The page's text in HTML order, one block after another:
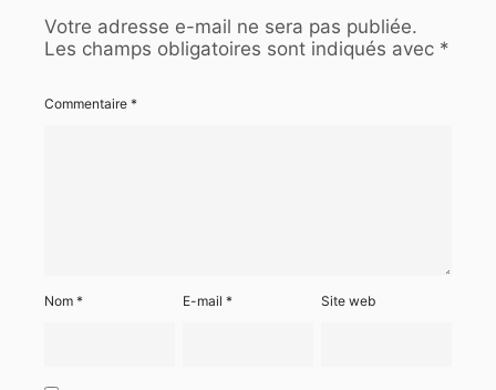
Votre adresse e-mail ne sera pas publiée.
Les champs obligatoires sont indiqués avec *
Commentaire *
Nom * E-mail* Site web